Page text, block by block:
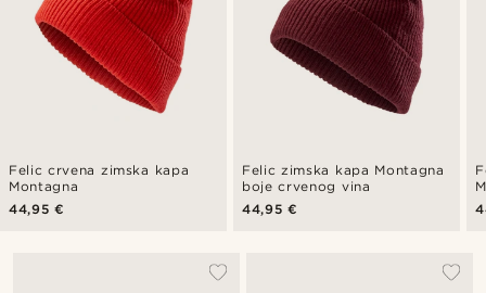
Felic crvena zimska kapa
Montagna
44,95 €
Felic zimska kapa Montagna
boje crvenog vina
44,95 €